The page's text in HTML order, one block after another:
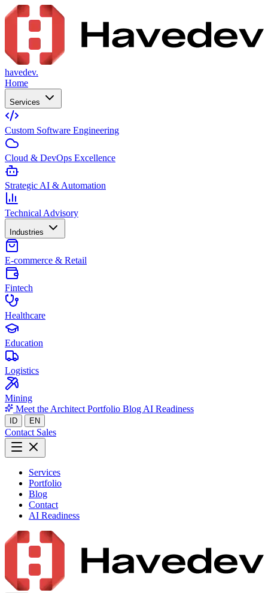
havedev.
Home
Services
Custom Software Engineering
Cloud & DevOps Excellence
Strategic AI & Automation
Technical Advisory
Industries
E-commerce & Retail
Fintech
Healthcare
Education
Logistics
Mining
Meet the Architect Portfolio Blog AI Readiness
ID EN
Contact Sales
Services
Portfolio
Blog
Contact
AI Readiness